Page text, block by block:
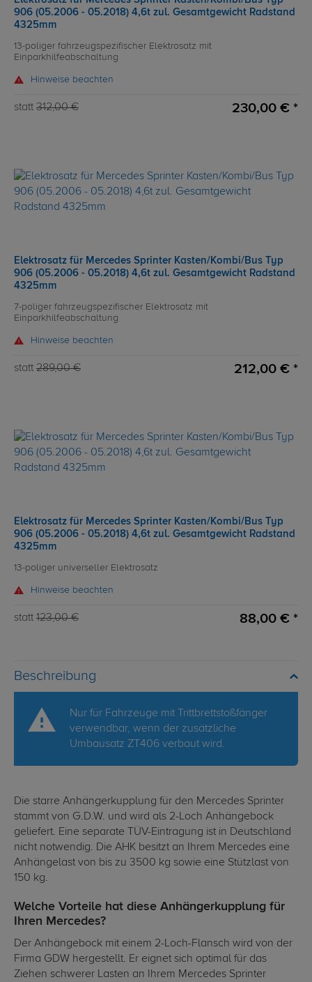
906 (05.2006 - 05.2018) 4,6t zul. Gesamtgewicht Radstand
4325mm
13-poliger fahrzeugspezifischer Elektrosatz mit
Einparkhilfeabschaltung
Hinweise beachten
statt 312,00 € 230,00 € *
Elektrosatz für Mercedes Sprinter Kasten/Kombi/Bus Typ
906 (05.2006 - 05.2018) 4,6t zul. Gesamtgewicht Radstand
4325mm
7-poliger fahrzeugspezifischer Elektrosatz mit
Einparkhilfeabschaltung
Hinweise beachten
statt 289,00 € 212,00 € *
Elektrosatz für Mercedes Sprinter Kasten/Kombi/Bus Typ
906 (05.2006 - 05.2018) 4,6t zul. Gesamtgewicht Radstand
4325mm
13-poliger universeller Elektrosatz
Hinweise beachten
statt 123,00 € 88,00 € *
Beschreibung
Nur für Fahrzeuge mit Trittbrettstoßfänger
verwendbar, wenn der zusätzliche
Umbausatz ZT406 verbaut wird.
Die starre Anhängerkupplung für den Mercedes Sprinter
stammt von G.D.W. und wird als 2-Loch Anhängebock
geliefert. Eine separate TÜV-Eintragung ist in Deutschland
nicht notwendig. Die AHK besitzt an Ihrem Mercedes eine
Anhängelast von bis zu 3500 kg sowie eine Stützlast von
150 kg.
Welche Vorteile hat diese Anhängerkupplung für
Ihren Mercedes?
Der Anhängebock mit einem 2-Loch-Flansch wird von der
Firma GDW hergestellt. Er eignet sich optimal für das
Ziehen schwerer Lasten an Ihrem Mercedes Sprinter